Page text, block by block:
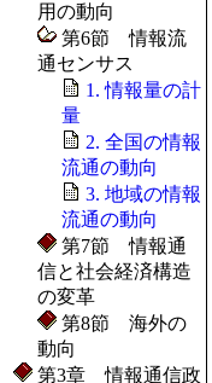
用の動向
第6節 情報流
通センサス
1. 情報量の計
量
2. 全国の情報
流通の動向
3. 地域の情報
流通の動向
第7節 情報通
信と社会経済構造
の変革
第8節 海外の
動向
第3章 情報通信政